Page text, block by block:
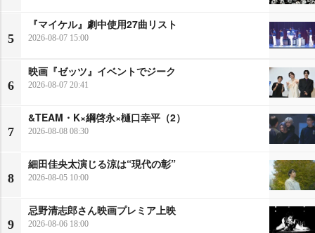
5
『マイケル』劇中使用27曲リスト
2026-08-07 15:00
6
映画『ゼッツ』イベントでジーク
2026-08-07 20:41
7
&TEAM・K×綱啓永×樋口幸平（2）
2026-08-08 08:30
8
細田佳央太演じる涼は“現代の彰”
2026-08-05 10:00
9
忌野清志郎さん映画プレミア上映
2026-08-06 18:00